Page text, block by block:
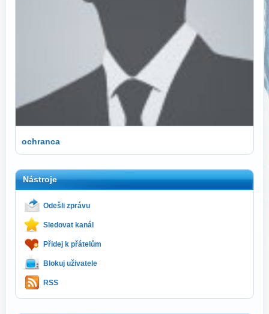
ochranca
Nástroje
Odešli zprávu
Sledovat kanál
Přidej k přátelům
Blokuj uživatele
RSS